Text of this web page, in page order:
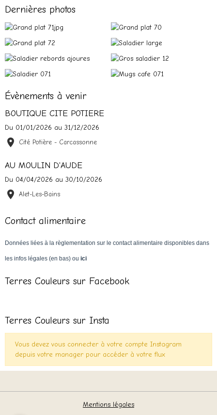
Dernières photos
Évènements à venir
BOUTIQUE CITE POTIERE
Du 01/01/2026 au 31/12/2026
Cité Potière - Carcassonne
AU MOULIN D'AUDE
Du 04/04/2026 au 30/10/2026
Alet-Les-Bains
Contact alimentaire
Données liées à la règlementation sur le contact alimentaire disponibles dans
les infos légales (en bas) ou ici
Terres Couleurs sur Facebook
Terres Couleurs sur Insta
Vous devez vous connecter à votre compte Instagram
depuis votre manager pour accéder à votre flux
Mentions légales